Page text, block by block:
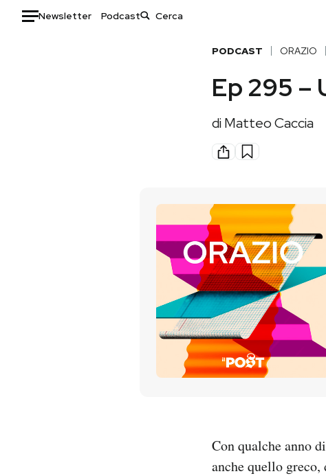
Newsletter Podcast
Consumismi
Altrecose
Mondiali calcio 2026
PODCAST ORAZIO
Ep 295 –
diMatteo Caccia
Con qualche anno
anche quello